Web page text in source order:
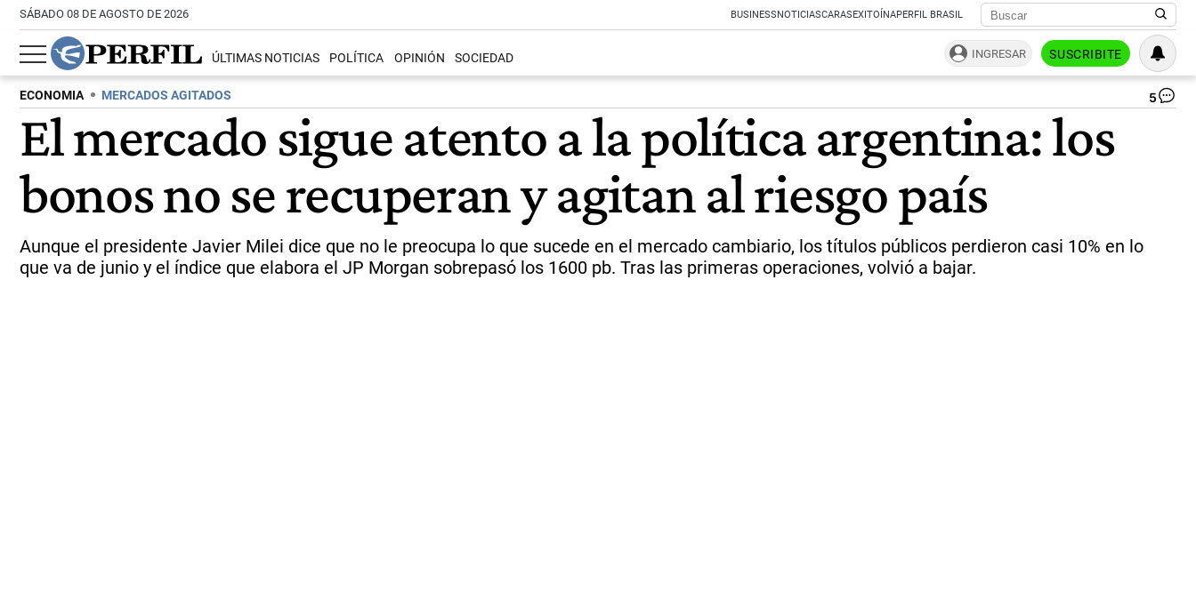
SÁBADO 08 DE AGOSTO DE 2026 BUSINESSNOTICIASCARASEXITOÍNAPERFIL BRASIL
ÚLTIMAS NOTICIAS POLÍTICA OPINIÓN SOCIEDAD INGRESAR SUSCRIBITE
ECONOMIA MERCADOS AGITADOS 5
El mercado sigue atento a la política argentina: los
bonos no se recuperan y agitan al riesgo país
Aunque el presidente Javier Milei dice que no le preocupa lo que sucede en el mercado cambiario, los títulos públicos perdieron casi 10% en lo
que va de junio y el índice que elabora el JP Morgan sobrepasó los 1600 pb. Tras las primeras operaciones, volvió a bajar.